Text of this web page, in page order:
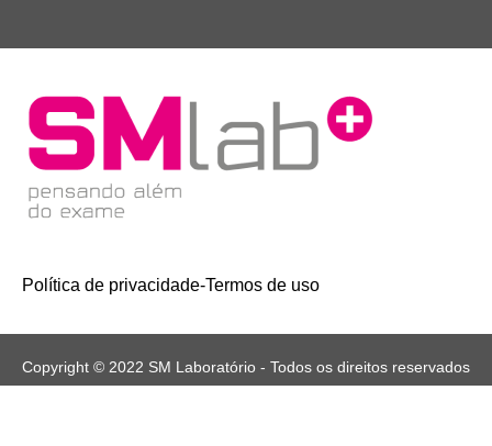
Política de privacidade-Termos de uso
Copyright © 2022 SM Laboratório - Todos os direitos reservados